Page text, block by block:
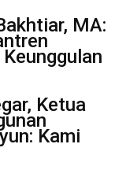
MA:
Ketua
Kami